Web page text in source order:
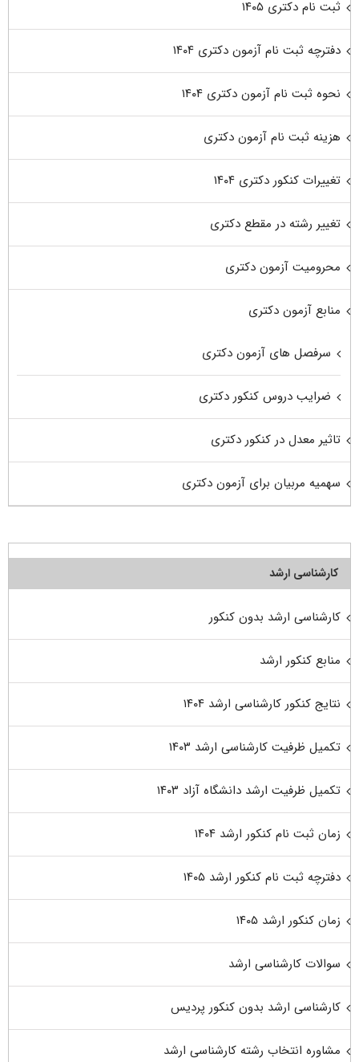
ثبت نام دکتری ۱۴۰۵
دفترچه ثبت نام آزمون دکتری ۱۴۰۴
نحوه ثبت نام آزمون دکتری ۱۴۰۴
هزینه ثبت نام آزمون دکتری
تغییرات کنکور دکتری ۱۴۰۴
تغییر رشته در مقطع دکتری
محرومیت آزمون دکتری
منابع آزمون دکتری
سرفصل های آزمون دکتری
ضرایب دروس کنکور دکتری
تاثیر معدل در کنکور دکتری
سهمیه مربیان برای آزمون دکتری
کارشناسی ارشد
کارشناسی ارشد بدون کنکور
منابع کنکور ارشد
نتایج کنکور کارشناسی ارشد ۱۴۰۴
تکمیل ظرفیت کارشناسی ارشد ۱۴۰۳
تکمیل ظرفیت ارشد دانشگاه آزاد ۱۴۰۳
زمان ثبت نام کنکور ارشد ۱۴۰۴
دفترچه ثبت نام کنکور ارشد ۱۴۰۵
زمان کنکور ارشد ۱۴۰۵
سوالات کارشناسی ارشد
کارشناسی ارشد بدون کنکور پردیس
مشاوره انتخاب رشته کارشناسی ارشد